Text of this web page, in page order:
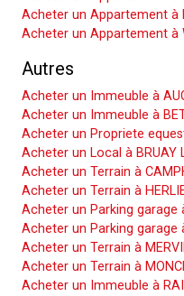
Acheter un Appartement à
Acheter un Appartement à
Autres
Acheter un Immeuble à
Acheter un Immeuble à
Acheter un Propriete
Acheter un Local à BRUAY
Acheter un Terrain à
Acheter un Terrain à
Acheter un Parking garage
Acheter un Parking garage
Acheter un Terrain à
Acheter un Terrain à
Acheter un Immeuble à